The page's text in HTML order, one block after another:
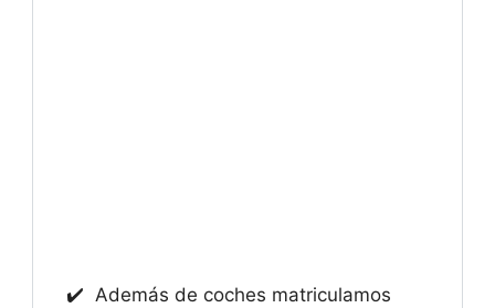
✔️ Además de coches matriculamos